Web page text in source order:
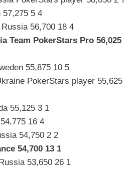
57,275 5 4
56,700 18 4
Team PokerStars Pro 56,025
55,875 10 5
PokerStars player 55,625
55,125 3 1
16 4
54,750 2 2
54,700 13 1
53,650 26 1